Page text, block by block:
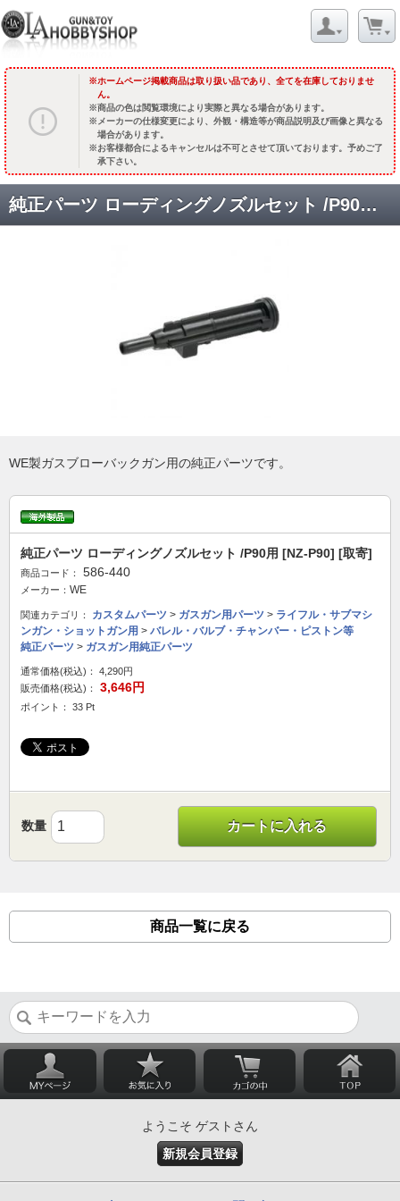
ホームページ掲載商品は取り扱い品であり、全てを在庫しておりませ
ん。
商品の色は閲覧環境により実際と異なる場合があります。
メーカーの仕様変更により、外観・構造等が商品説明及び画像と異なる
場合があります。
お客様都合によるキャンセルは不可とさせて頂いております。予めご了
承下さい。
純正パーツ ローディングノズルセット /P90用 [NZ-P90] [取寄]
WE製ガスブローバックガン用の純正パーツです。
純正パーツ ローディングノズルセット /P90用 [NZ-P90] [取寄]
商品コード： 586-440
メーカー： WE
関連カテゴリ： カスタムパーツ > ガスガン用パーツ > ライフル・サブマシ
ンガン・ショットガン用 > バレル・バルブ・チャンバー・ピストン等
純正パーツ > ガスガン用純正パーツ
通常価格(税込)：
4,290円
販売価格(税込)：
3,646円
ポイント： 33 Pt
数量 カートに入れる
商品一覧に戻る
ようこそ ゲストさん
新規会員登録